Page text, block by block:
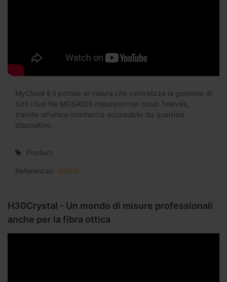
MyCloud è il portale di misura che centralizza la gestione di
tutti i tuoi file MOSAIQ6 misuratori nel cloud Televés,
tramite un'unica interfaccia accessibile da qualsiasi
dispositivo.
Product
Referenzas: 100015
H30Crystal - Un mondo di misure professionali
anche per la fibra ottica